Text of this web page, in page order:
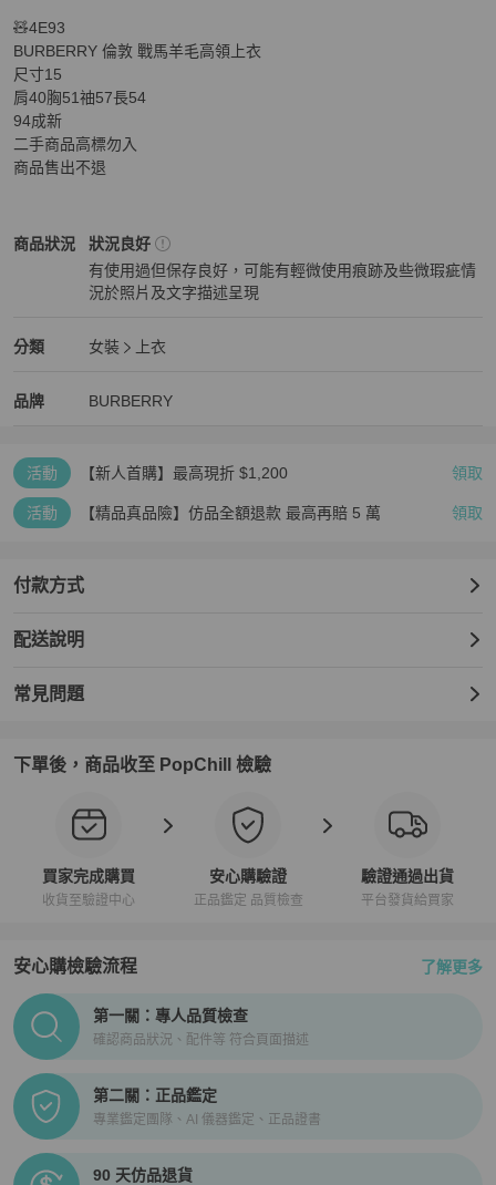
關於BURBERRY 倫敦 戰馬羊毛高領上衣
🧸4E93
BURBERRY 倫敦 戰馬羊毛高領上衣
尺寸15
肩40胸51䄂57長54
94成新
二手商品高標勿入
商品售出不退
商品狀況
BURBERRY女裝商品狀態與細節
狀況良好
有使用過但保存良好，可能有輕微使用痕跡及些微瑕疵情
況於照片及文字描述呈現
分類
BURBERRY女裝分類資訊
女裝
上衣
品牌
BURBERRY精品女裝品牌介紹
BURBERRY
BURBERRY推薦清單
活動 【新人首購】最高現折 $1,200 領取
活動 【精品真品險】仿品全額退款 最高再賠 5 萬 領取
付款方式
配送說明
常見問題
下單後，商品收至 PopChill 檢驗
買家完成購買
收貨至驗證中心
安心購驗證
正品鑑定 品質檢查
驗證通過出貨
平台發貨給買家
安心購檢驗流程 了解更多
PopChill拍拍圈正品驗證、安心購檢驗流程介紹
第一關：專人品質檢查
確認商品狀況、配件等 符合頁面描述
第二關：正品鑑定
專業鑑定團隊、AI 儀器鑑定、正品證書
90 天仿品退貨